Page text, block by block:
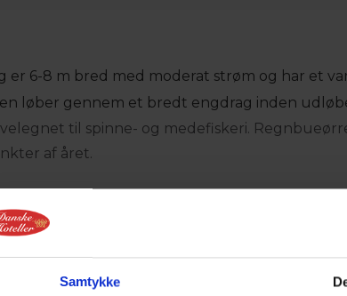
Samtykke
er 6-8 m bred med moderat strøm og har et
løber gennem et bredt engdrag inden
til spinne- og medefiskeri.
af året.
ugekort til strækket fra Ejstrup bro til udløbet i
havørred, bækørred, regnbueørred, helt,
.